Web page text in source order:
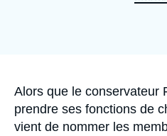
Accroche
Alors que le conservateur
prendre ses fonctions de
vient de nommer les